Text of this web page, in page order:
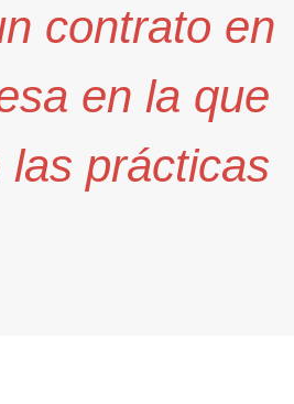
contrato en
en la que
las prácticas